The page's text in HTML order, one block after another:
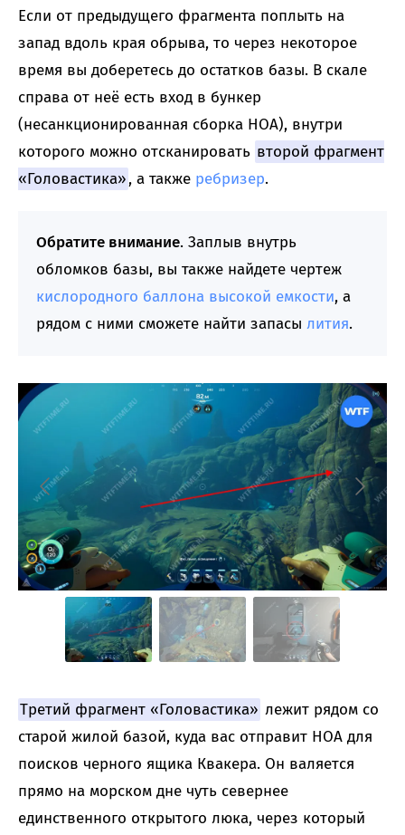
Если от предыдущего фрагмента поплыть на
запад вдоль края обрыва, то через некоторое
время вы доберетесь до остатков базы. В скале
справа от неё есть вход в бункер
(несанкционированная сборка НОА), внутри
которого можно отсканировать второй фрагмент
«Головастика», а также ребризер.
Обратите внимание. Заплыв внутрь
обломков базы, вы также найдете чертеж
кислородного баллона высокой емкости, а
рядом с ними сможете найти запасы лития.
Третий фрагмент «Головастика» лежит рядом со
старой жилой базой, куда вас отправит НОА для
поисков черного ящика Квакера. Он валяется
прямо на морском дне чуть севернее
единственного открытого люка, через который